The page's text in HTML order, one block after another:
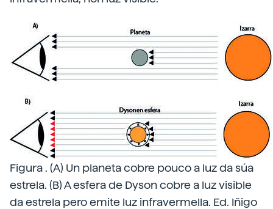
Figura . (A) Un planeta cobre pouco a luz da súa
estrela. (B) A esfera de Dyson cobre a luz visible
da estrela pero emite luz infravermella. Ed. Iñigo